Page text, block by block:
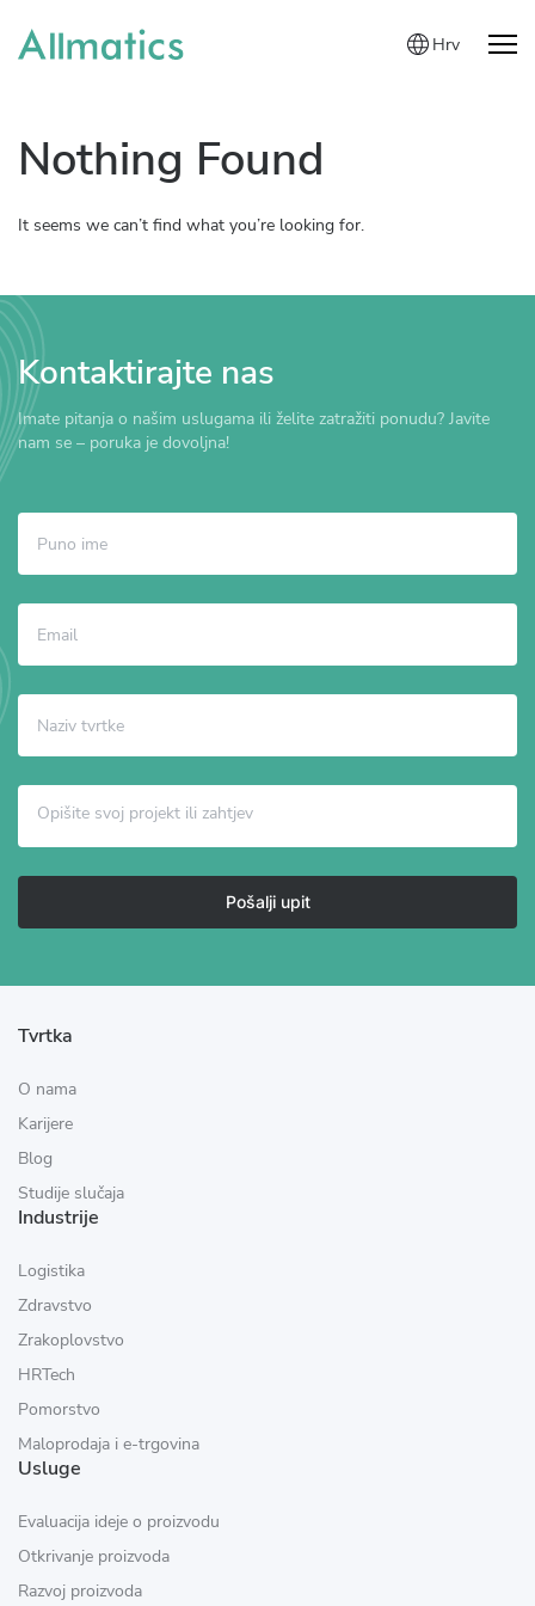
Hrv
Nothing Found
It seems we can’t find what you’re looking for.
Kontaktirajte nas
Imate pitanja o našim uslugama ili želite zatražiti ponudu? Javite
nam se – poruka je dovoljna!
Pošalji upit
Tvrtka
O nama
Karijere
Blog
Studije slučaja
Industrije
Logistika
Zdravstvo
Zrakoplovstvo
HRTech
Pomorstvo
Maloprodaja i e-trgovina
Usluge
Evaluacija ideje o proizvodu
Otkrivanje proizvoda
Razvoj proizvoda